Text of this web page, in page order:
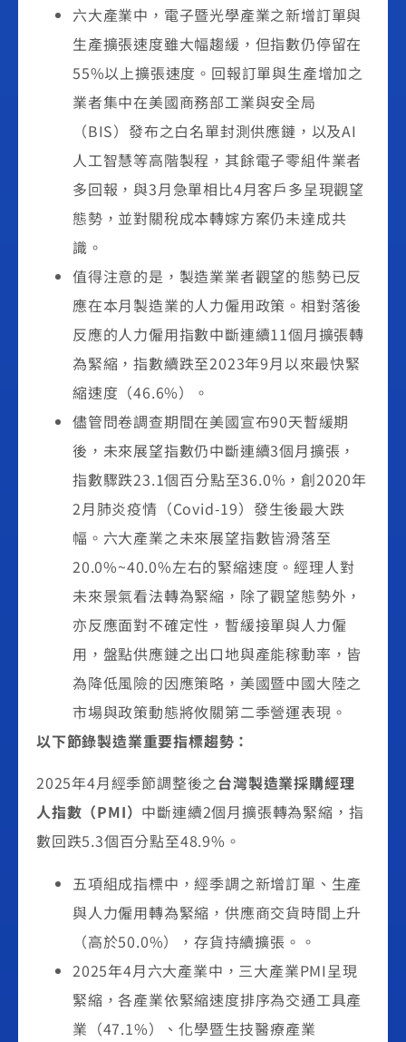
六大產業中，電子暨光學產業之新增訂單與
生產擴張速度雖大幅趨緩，但指數仍停留在
55%以上擴張速度。回報訂單與生產增加之
業者集中在美國商務部工業與安全局
（BIS）發布之白名單封測供應鏈，以及AI
人工智慧等高階製程，其餘電子零組件業者
多回報，與3月急單相比4月客戶多呈現觀望
態勢，並對關稅成本轉嫁方案仍未達成共
識。
值得注意的是，製造業業者觀望的態勢已反
應在本月製造業的人力僱用政策。相對落後
反應的人力僱用指數中斷連續11個月擴張轉
為緊縮，指數續跌至2023年9月以來最快緊
縮速度（46.6%）。
儘管問卷調查期間在美國宣布90天暫緩期
後，未來展望指數仍中斷連續3個月擴張，
指數驟跌23.1個百分點至36.0%，創2020年
2月肺炎疫情（Covid-19）發生後最大跌
幅。六大產業之未來展望指數皆滑落至
20.0%~40.0%左右的緊縮速度。經理人對
未來景氣看法轉為緊縮，除了觀望態勢外，
亦反應面對不確定性，暫緩接單與人力僱
用，盤點供應鏈之出口地與產能稼動率，皆
為降低風險的因應策略，美國暨中國大陸之
市場與政策動態將攸關第二季營運表現。
以下節錄製造業重要指標趨勢 ：
2025年4月經季節調整後之台灣製造業採購經理
人指數（PMI） 中斷連續2個月擴張轉為緊縮，指
數回跌5.3個百分點至48.9%。
五項組成指標中，經季調之新增訂單、生產
與人力僱用轉為緊縮，供應商交貨時間上升
（高於50.0%），存貨持續擴張。。
2025年4月六大產業中，三大產業PMI呈現
緊縮，各產業依緊縮速度排序為交通工具產
業（47.1%）、化學暨生技醫療產業